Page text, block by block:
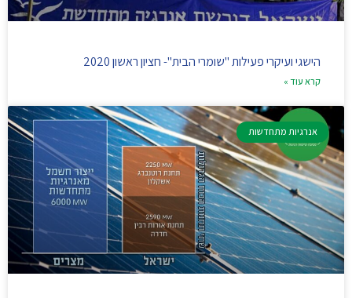
הישגי ועיקרי פעילות "שומרי הבית"- חציון ראשון 2020
קרא עוד »
אנרגיות מתחדשות